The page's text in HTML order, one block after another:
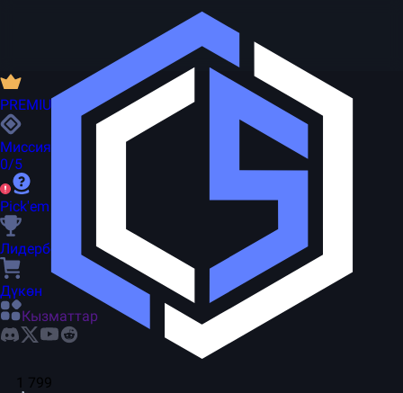
1 799
PREMIUM
Миссиялар
0/5
Pick'em
Лидерборд
Дүкөн
Кызматтар